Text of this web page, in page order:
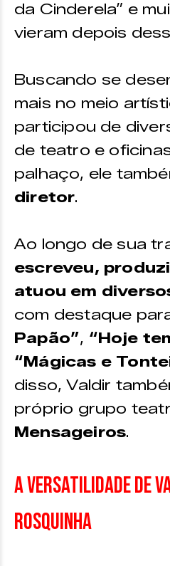
da Cinderela” e
vieram depois
Buscando se
mais no meio
participou de
de teatro e
palhaço, ele
diretor.
Ao longo de sua
escreveu,
atuou em
com destaque
Papão”, “Hoje
“Mágicas e
disso, Valdir
próprio grupo
Mensageiros.
A versatilidade de
Rosquinha